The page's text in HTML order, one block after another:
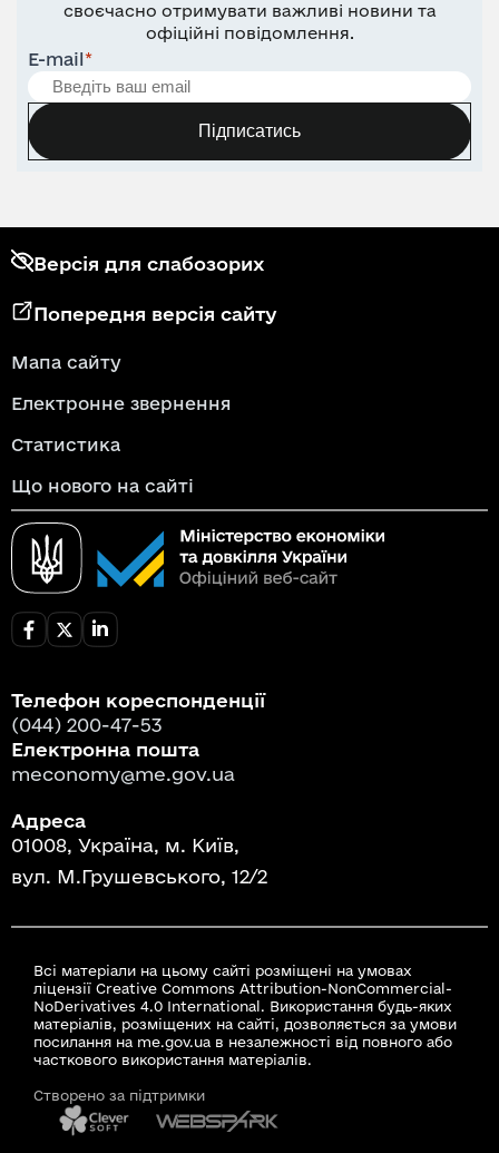
своєчасно отримувати важливі новини та
офіційні повідомлення.
E-mail*
Підписатись
Версія для слабозорих
Попередня версія сайту
Мапа сайту
Електронне звернення
Статистика
Що нового на сайті
Телефон кореспонденції
(044) 200-47-53
Електронна пошта
meconomy@me.gov.ua
Адреса
01008, Україна, м. Київ,
вул. М.Грушевського, 12/2
Всі матеріали на цьому сайті розміщені на умовах
ліцензії Creative Commons Attribution-NonCommercial-
NoDerivatives 4.0 International. Використання будь-яких
матеріалів, розміщених на сайті, дозволяється за умови
посилання на me.gov.ua в незалежності від повного або
часткового використання матеріалів.
Створено за підтримки